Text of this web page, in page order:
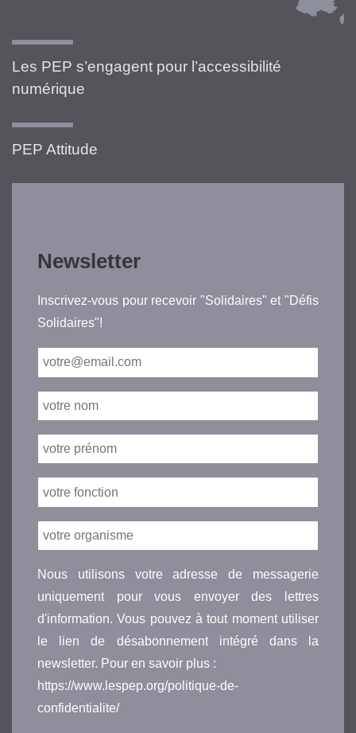
Les PEP s’engagent pour l’accessibilité
numérique
PEP Attitude
Newsletter
Inscrivez-vous pour recevoir "Solidaires" et "Défis
Solidaires"!
Nous utilisons votre adresse de messagerie
uniquement pour vous envoyer des lettres
d'information. Vous pouvez à tout moment utiliser
le lien de désabonnement intégré dans la
newsletter. Pour en savoir plus :
https://www.lespep.org/politique-de-
confidentialite/